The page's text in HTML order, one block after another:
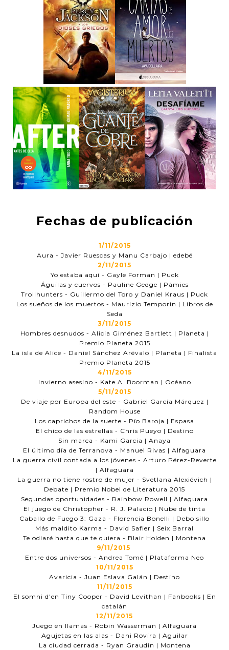
Fechas de publicación
1/11/2015
Aura - Javier Ruescas y Manu Carbajo | edebé
2/11/2015
Yo estaba aquí - Gayle Forman | Puck
Águilas y cuervos - Pauline Gedge | Pámies
Trollhunters - Guillermo del Toro y Daniel Kraus | Puck
Los sueños de los muertos - Maurizio Temporin | Libros de
Seda
3/11/2015
Hombres desnudos - Alicia Giménez Bartlett | Planeta |
Premio Planeta 2015
La isla de Alice - Daniel Sánchez Arévalo | Planeta | Finalista
Premio Planeta 2015
4/11/2015
Invierno asesino - Kate A. Boorman | Océano
5/11/2015
De viaje por Europa del este - Gabriel García Márquez |
Random House
Los caprichos de la suerte - Pío Baroja | Espasa
El chico de las estrellas - Chris Pueyo | Destino
Sin marca - Kami Garcia | Anaya
El último día de Terranova - Manuel Rivas | Alfaguara
La guerra civil contada a los jóvenes - Arturo Pérez-Reverte
| Alfaguara
La guerra no tiene rostro de mujer - Svetlana Alexiévich |
Debate | Premio Nobel de Literatura 2015
Segundas oportunidades - Rainbow Rowell | Alfaguara
El juego de Christopher - R. J. Palacio | Nube de tinta
Caballo de Fuego 3: Gaza - Florencia Bonelli | Debolsillo
Más maldito Karma - David Safier | Seix Barral
Te odiaré hasta que te quiera - Blair Holden | Montena
9/11/2015
Entre dos universos - Andrea Tomé | Plataforma Neo
10/11/2015
Avaricia - Juan Eslava Galán | Destino
11/11/2015
El somni d'en Tiny Cooper - David Levithan | Fanbooks | En
catalán
12/11/2015
Juego en llamas - Robin Wasserman | Alfaguara
Agujetas en las alas - Dani Rovira | Aguilar
La ciudad cerrada - Ryan Graudin | Montena